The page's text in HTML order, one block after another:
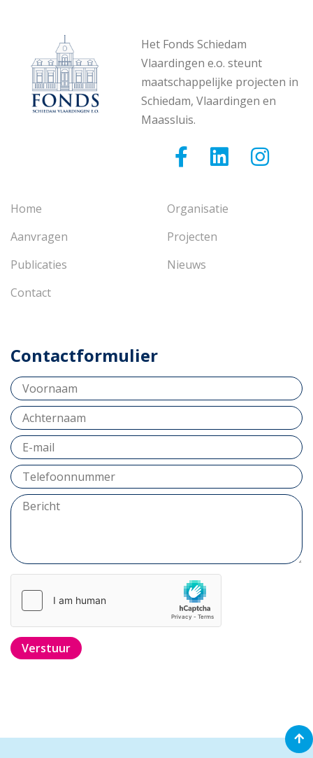
Het Fonds Schiedam
Vlaardingen e.o. steunt
maatschappelijke projecten in
Schiedam, Vlaardingen en
Maassluis.
Home
Organisatie
Aanvragen
Projecten
Publicaties
Nieuws
Contact
Contactformulier